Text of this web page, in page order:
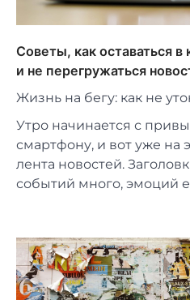
Советы, как оставаться
и не перегружаться
Жизнь на бегу: как не
Утро начинается с
смартфону, и вот уже на
лента новостей.
событий много, эмоций